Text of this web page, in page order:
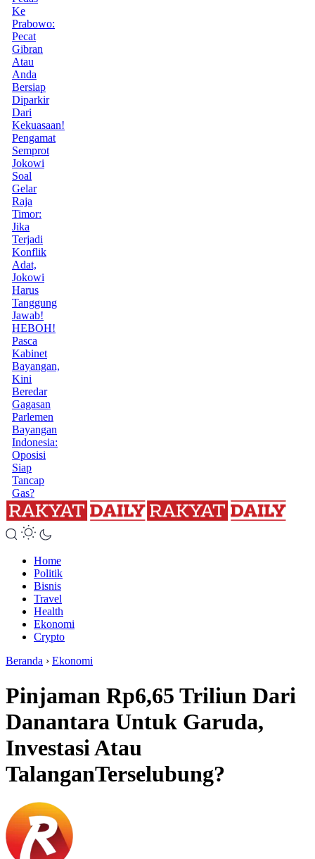
Ke
Prabowo:
Pecat
Gibran
Atau
Anda
Bersiap
Diparkir
Dari
Kekuasaan!
Pengamat
Semprot
Jokowi
Soal
Gelar
Raja
Timor:
Jika
Terjadi
Konflik
Adat,
Jokowi
Harus
Tanggung
Jawab!
HEBOH!
Pasca
Kabinet
Bayangan,
Kini
Beredar
Gagasan
Parlemen
Bayangan
Indonesia:
Oposisi
Siap
Tancap
Gas?
Home
Politik
Bisnis
Travel
Health
Ekonomi
Crypto
Beranda › Ekonomi
Pinjaman Rp6,65 Triliun Dari
Danantara Untuk Garuda,
Investasi Atau
TalanganTerselubung?